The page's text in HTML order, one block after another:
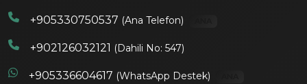
+905330750537 (Ana Telefon)
+902126032121 (Dahili No: 547)
+905336604617 (WhatsApp Destek)